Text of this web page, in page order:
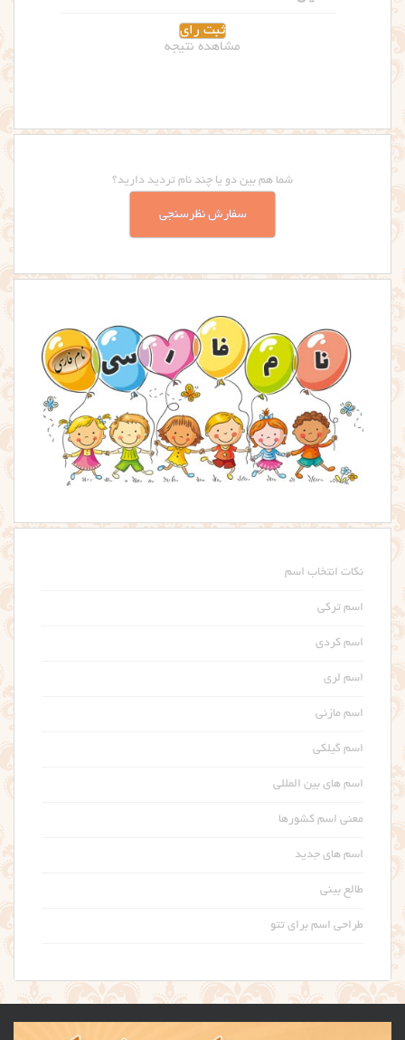
مشاهده نتیجه
شما هم بین دو یا چند نام تردید دارید؟
سفارش نظرسنجی
نکات انتخاب اسم
اسم ترکی
اسم کردی
اسم لری
اسم مازنی
اسم گیلکی
اسم های بین المللی
معنی اسم کشورها
اسم های جدید
طالع بینی
طراحی اسم برای تتو